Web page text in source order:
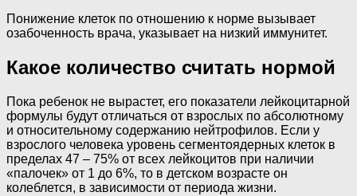
Понижение клеток по отношению к норме вызывает
озабоченность врача, указывает на низкий иммунитет.
Какое количество считать нормой
Пока ребенок не вырастет, его показатели лейкоцитарной
формулы будут отличаться от взрослых по абсолютному
и относительному содержанию нейтрофилов. Если у
взрослого человека уровень сегментоядерных клеток в
пределах 47 – 75% от всех лейкоцитов при наличии
«палочек» от 1 до 6%, то в детском возрасте он
колеблется, в зависимости от периода жизни.